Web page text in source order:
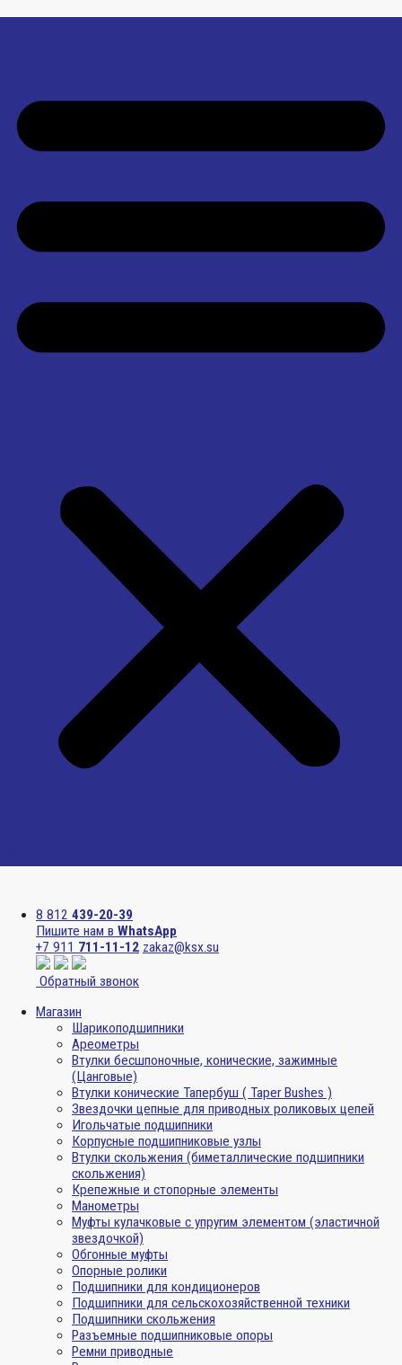
8 812 439-20-39
Пишите нам в WhatsApp
+7 911 711-11-12 zakaz@ksx.su
Обратный звонок
Магазин
Шарикоподшипники
Ареометры
Втулки бесшпоночные, конические, зажимные
(Цанговые)
Втулки конические Тапербуш ( Taper Bushes )
Звездочки цепные для приводных роликовых цепей
Игольчатые подшипники
Корпусные подшипниковые узлы
Втулки скольжения (биметаллические подшипники
скольжения)
Крепежные и стопорные элементы
Манометры
Муфты кулачковые с упругим элементом (эластичной
звездочкой)
Обгонные муфты
Опорные ролики
Подшипники для кондиционеров
Подшипники для сельскохозяйственной техники
Подшипники скольжения
Разъемные подшипниковые опоры
Ремни приводные